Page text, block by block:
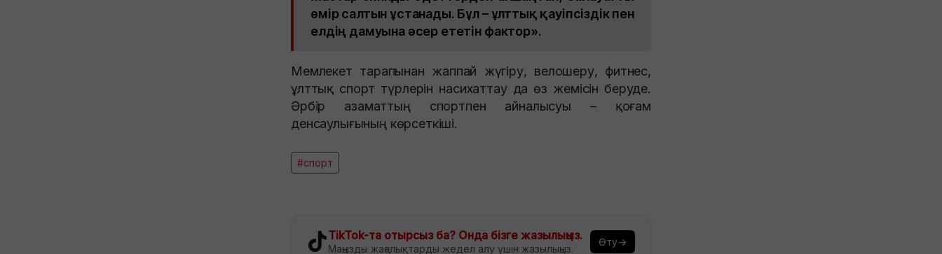
өмір салтын ұстанады. Бұл – ұлттық қауіпсіздік пен
елдің дамуына әсер ететін фактор».
Мемлекет тарапынан жаппай жүгіру, велошеру, фитнес,
ұлттық спорт түрлерін насихаттау да өз жемісін беруде.
Әрбір азаматтың спортпен айналысуы – қоғам
денсаулығының көрсеткіші.
#спорт
TikTok-та отырсыз ба? Онда бізге жазылыңыз.
Маңызды жаңалықтарды жедел алу үшін жазылыңыз.
Өту→